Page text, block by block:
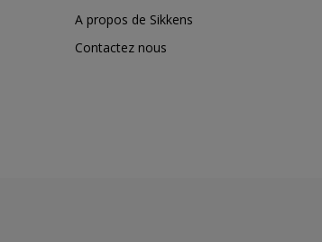
A propos de Sikkens
Contactez nous